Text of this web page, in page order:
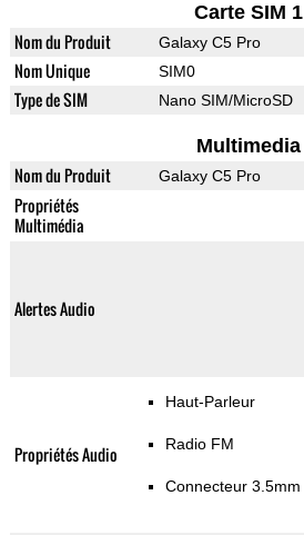
Carte SIM 1
Nom du Produit Galaxy C5 Pro
Nom Unique SIM0
Type de SIM Nano SIM/MicroSD
Multimedia
Nom du Produit Galaxy C5 Pro
Propriétés
Multimédia
Alertes Audio
Propriétés Audio
Haut-Parleur
Radio FM
Connecteur 3.5mm